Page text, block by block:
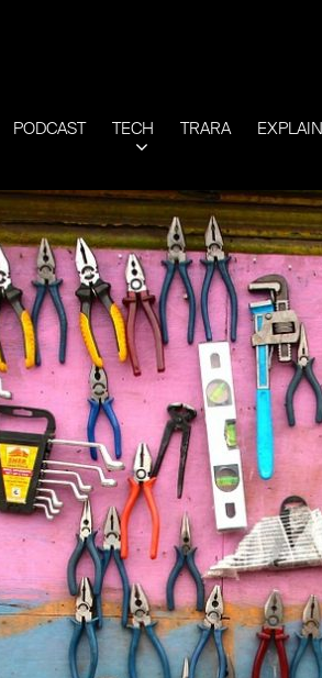
PODCAST TECH TRARA EXPLAIN